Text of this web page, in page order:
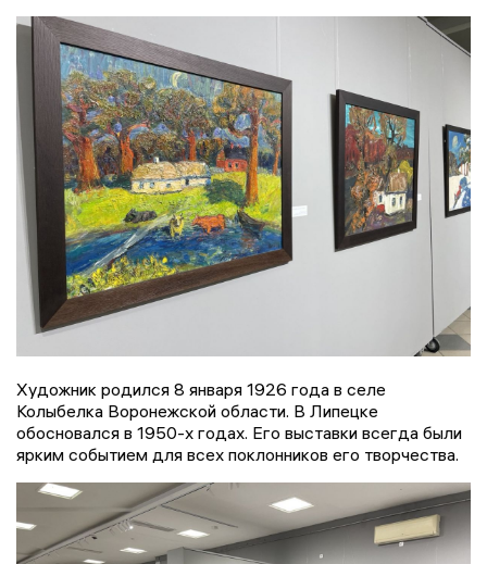
Художник родился 8 января 1926 года в селе
Колыбелка Воронежской области. В Липецке
обосновался в 1950-х годах. Его выставки всегда были
ярким событием для всех поклонников его творчества.